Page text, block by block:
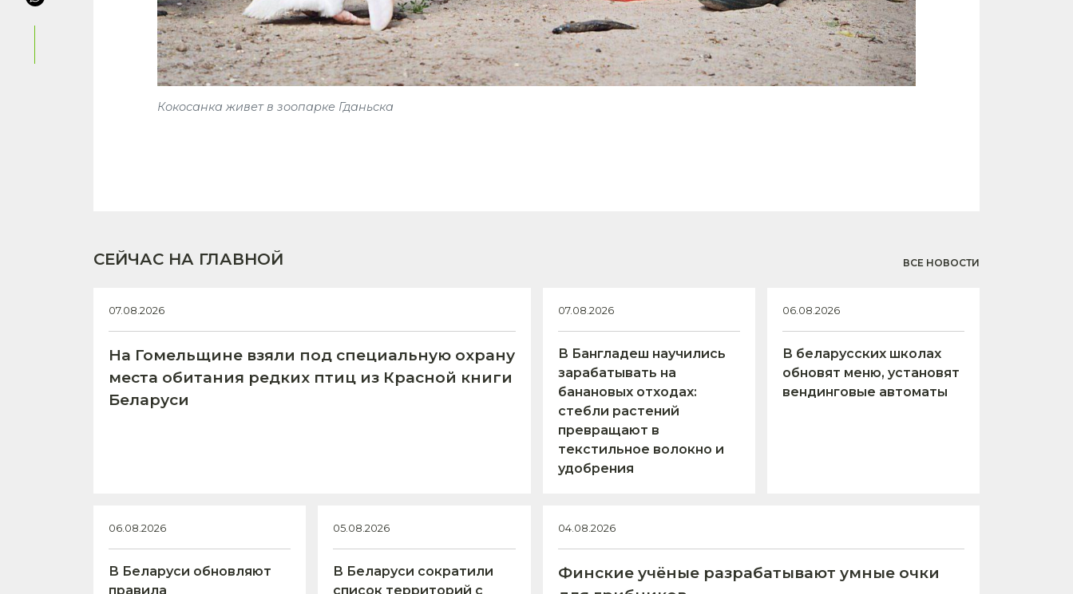
Кокосанка живет в зоопарке Гданьска
СЕЙЧАС НА ГЛАВНОЙ ВСЕ НОВОСТИ
07.08.2026
На Гомельщине взяли под специальную охрану
места обитания редких птиц из Красной книги
Беларуси
07.08.2026
В Бангладеш научились
зарабатывать на
банановых отходах:
стебли растений
превращают в
текстильное волокно и
удобрения
06.08.2026
В беларусских школах
обновят меню, установят
вендинговые автоматы
06.08.2026
В Беларуси обновляют
правила
05.08.2026
В Беларуси сократили
список территорий с
04.08.2026
Финские учёные разрабатывают умные очки